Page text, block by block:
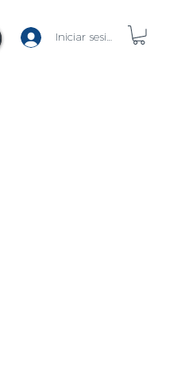
Iniciar sesión